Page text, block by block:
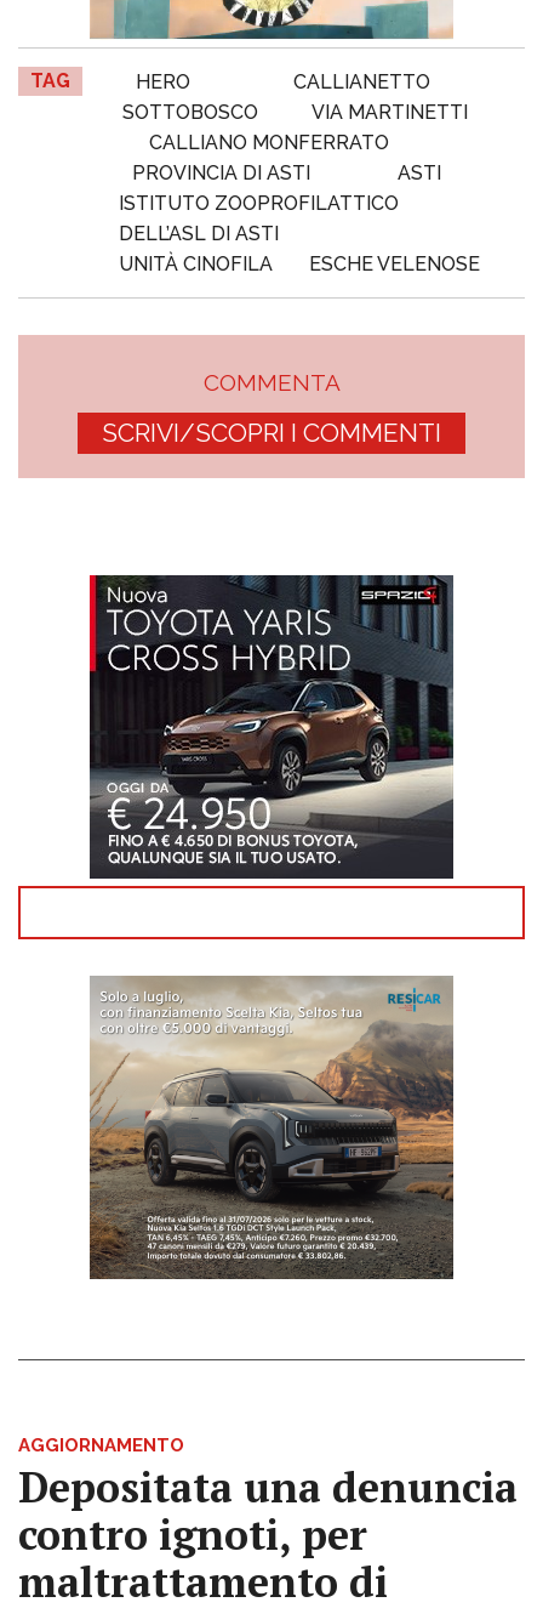
TAG HERO
CALLIANETTO
SOTTOBOSCO
VIA MARTINETTI
CALLIANO MONFERRATO
PROVINCIA DI ASTI
ASTI
ISTITUTO ZOOPROFILATTICO
DELL’ASL DI ASTI
UNITÀ CINOFILA
ESCHE VELENOSE
COMMENTA
SCRIVI/SCOPRI I COMMENTI
AGGIORNAMENTO
Depositata una denuncia
contro ignoti, per
maltrattamento di